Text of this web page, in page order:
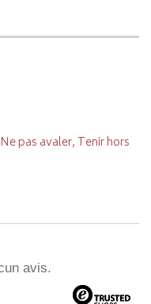
pas avaler, Tenir hors
avis.